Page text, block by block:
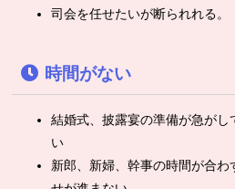
司会を任せたいが断られれる。
時間がない
結婚式、披露宴の準備が急が
い
新郎、新婦、幹事の時間が合